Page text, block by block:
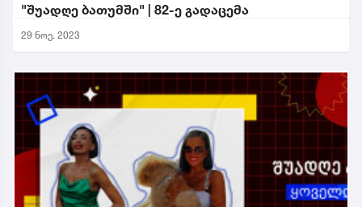
"შუადღე ბათუმში" | 82-ე გადაცემა
29 ნოე. 2023